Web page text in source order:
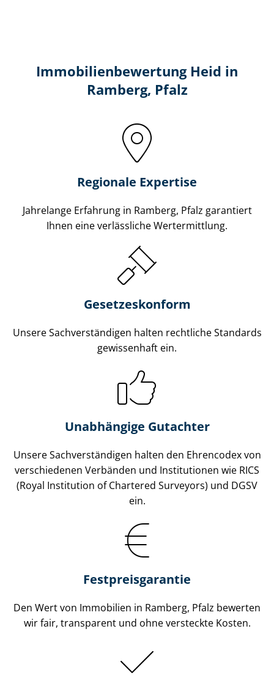
Immobilien­bewertung Heid in
Ramberg, Pfalz
Regionale Expertise
Jahrelange Erfahrung in Ramberg, Pfalz garantiert
Ihnen eine verlässliche Wertermittlung.
Gesetzes­konform
Unsere Sach­ver­stän­di­gen halten rechtliche Standards
gewissenhaft ein.
Unabhängige Gutachter
Unsere Sach­ver­stän­di­gen halten den Ehrencodex von
verschiedenen Verbänden und Institutionen wie RICS
(Royal Institution of Chartered Surveyors) und DGSV
ein.
Festpreis​garantie
Den Wert von Immobilien in Ramberg, Pfalz bewerten
wir fair, transparent und ohne versteckte Kosten.